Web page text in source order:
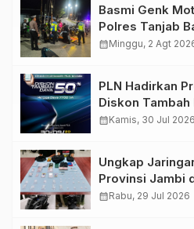
Basmi Genk
Polres Tanjab
Kendaraan
calendar_monthMinggu, 2 Agt
PLN Hadirkan
Diskon
GIIAS 2026
calendar_monthKamis, 30 Jul 2026
Ungkap
Provinsi Jambi
Amankan
calendar_monthRabu, 29 Jul 2026